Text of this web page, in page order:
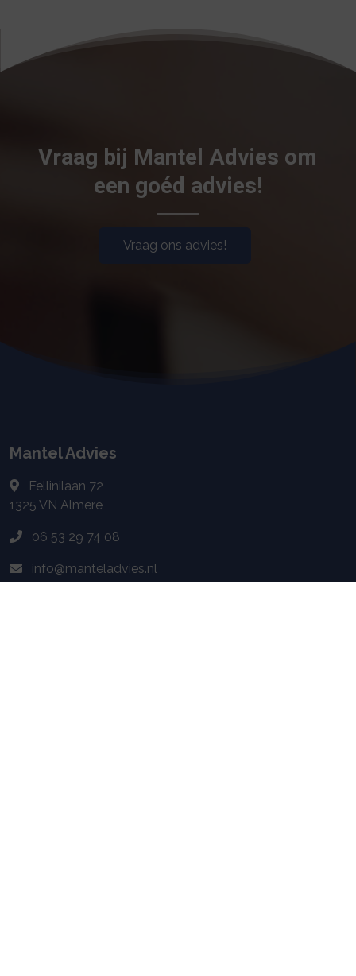
Vraag bij Mantel Advies om
een goéd advies!
Vraag ons advies!
Mantel Advies
Fellinilaan 72
1325 VN Almere
06 53 29 74 08
info@manteladvies.nl